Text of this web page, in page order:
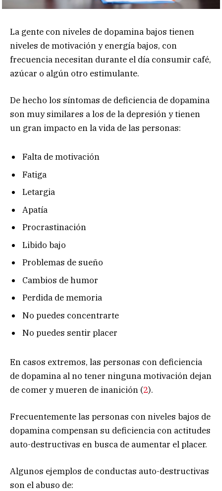
La gente con niveles de dopamina bajos tienen
niveles de motivación y energía bajos, con
frecuencia necesitan durante el día consumir café,
azúcar o algún otro estimulante.
De hecho los síntomas de deficiencia de dopamina
son muy similares a los de la depresión y tienen
un gran impacto en la vida de las personas:
Falta de motivación
Fatiga
Letargia
Apatía
Procrastinación
Libido bajo
Problemas de sueño
Cambios de humor
Perdida de memoria
No puedes concentrarte
No puedes sentir placer
En casos extremos, las personas con deficiencia
de dopamina al no tener ninguna motivación dejan
de comer y mueren de inanición (2).
Frecuentemente las personas con niveles bajos de
dopamina compensan su deficiencia con actitudes
auto-destructivas en busca de aumentar el placer.
Algunos ejemplos de conductas auto-destructivas
son el abuso de: